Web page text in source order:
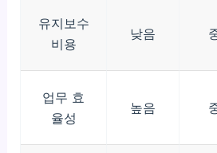
유지보수
비용
낮음
업무 효
율성
높음